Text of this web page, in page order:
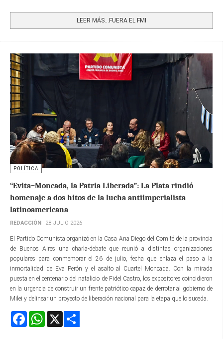
LEER MÁS…FUERA EL FMI
POLÍTICA
“Evita–Moncada, la Patria Liberada”: La Plata rindió
homenaje a dos hitos de la lucha antiimperialista
latinoamericana
REDACCIÓN 28 JULIO 2026
El Partido Comunista organizó en la Casa Ana Diego del Comité de la provincia
de Buenos Aires una charla-debate que reunió a distintas organizaciones
populares para conmemorar el 26 de julio, fecha que enlaza el paso a la
inmortalidad de Eva Perón y el asalto al Cuartel Moncada. Con la mirada
puesta en el centenario del natalicio de Fidel Castro, los expositores coincidieron
en la urgencia de construir un frente patriótico capaz de derrotar al gobierno de
Milei y delinear un proyecto de liberación nacional para la etapa que lo suceda.
FacebookWhatsApp